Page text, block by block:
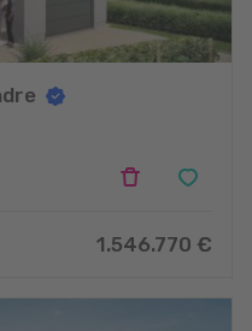
1.546.770 €